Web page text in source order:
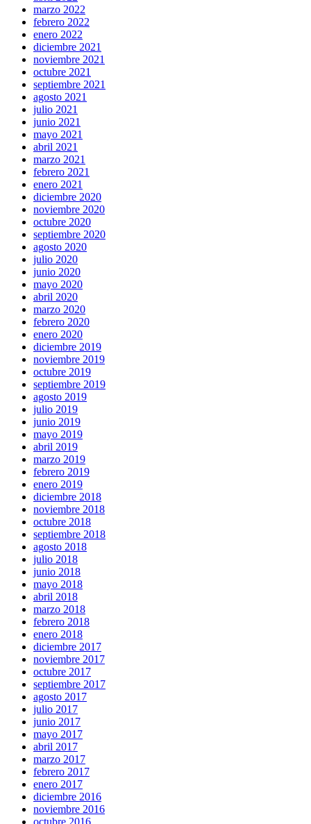
marzo 2022
febrero 2022
enero 2022
diciembre 2021
noviembre 2021
octubre 2021
septiembre 2021
agosto 2021
julio 2021
junio 2021
mayo 2021
abril 2021
marzo 2021
febrero 2021
enero 2021
diciembre 2020
noviembre 2020
octubre 2020
septiembre 2020
agosto 2020
julio 2020
junio 2020
mayo 2020
abril 2020
marzo 2020
febrero 2020
enero 2020
diciembre 2019
noviembre 2019
octubre 2019
septiembre 2019
agosto 2019
julio 2019
junio 2019
mayo 2019
abril 2019
marzo 2019
febrero 2019
enero 2019
diciembre 2018
noviembre 2018
octubre 2018
septiembre 2018
agosto 2018
julio 2018
junio 2018
mayo 2018
abril 2018
marzo 2018
febrero 2018
enero 2018
diciembre 2017
noviembre 2017
octubre 2017
septiembre 2017
agosto 2017
julio 2017
junio 2017
mayo 2017
abril 2017
marzo 2017
febrero 2017
enero 2017
diciembre 2016
noviembre 2016
octubre 2016